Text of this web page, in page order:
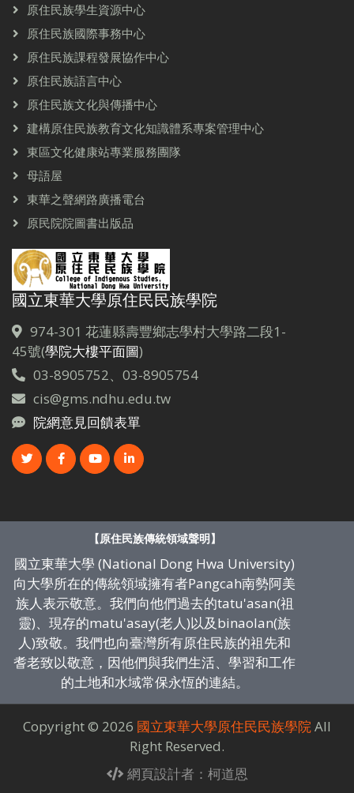
原住民族學生資源中心
原住民族國際事務中心
原住民族課程發展協作中心
原住民族語言中心
原住民族文化與傳播中心
建構原住民族教育文化知識體系專案管理中心
東區文化健康站專業服務團隊
母語屋
東華之聲網路廣播電台
原民院院圖書出版品
國立東華大學原住民民族學院
974-301 花蓮縣壽豐鄉志學村大學路二段1-
45號(學院大樓平面圖)
03-8905752、03-8905754
cis@gms.ndhu.edu.tw
院網意見回饋表單
【原住民族傳統領域聲明】
國立東華大學 (National Dong Hwa University)
向大學所在的傳統領域擁有者Pangcah南勢阿美
族人表示敬意。我們向他們過去的tatu'asan(祖
靈)、現存的matu'asay(老人)以及binaolan(族
人)致敬。我們也向臺灣所有原住民族的祖先和
耆老致以敬意，因他們與我們生活、學習和工作
的土地和水域常保永恆的連結。
Copyright © 2026 國立東華大學原住民民族學院All
Right Reserved.
網頁設計者：柯道恩